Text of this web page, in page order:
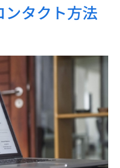
タクト方法